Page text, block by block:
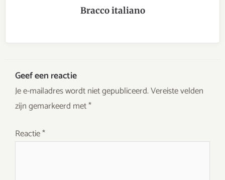
Bracco italiano
Geef een reactie
Je e-mailadres wordt niet gepubliceerd.Vereiste velden
zijn gemarkeerd met*
Reactie*